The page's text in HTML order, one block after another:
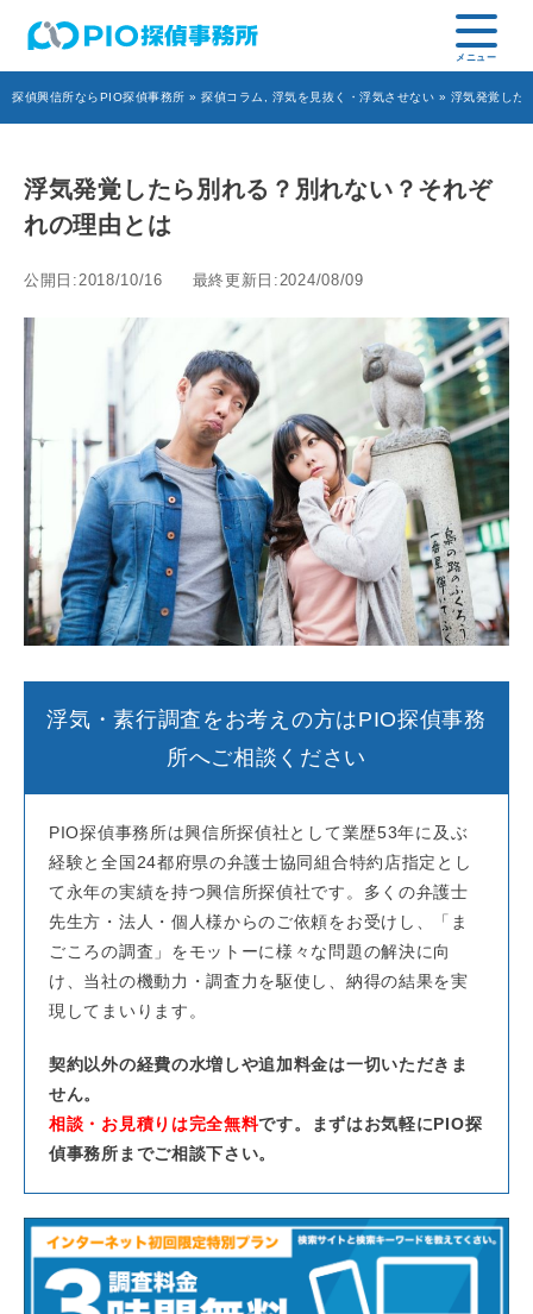
探偵興信所ならPIO探偵事務所 » 探偵コラム 浮気を見抜く・浮気させない » 浮気発覚した
浮気発覚したら別れる？別れない？それぞ
れの理由とは
公開日:2018/10/16 最終更新日:2024/08/09
浮気・素行調査をお考えの方はPIO探偵事務
所へご相談ください
PIO探偵事務所は興信所探偵社として業歴53年に及ぶ
経験と全国24都府県の弁護士協同組合特約店指定とし
て永年の実績を持つ興信所探偵社です。多くの弁護士
先生方・法人・個人様からのご依頼をお受けし、「ま
ごころの調査」をモットーに様々な問題の解決に向
け、当社の機動力・調査力を駆使し、納得の結果を実
現してまいります。
契約以外の経費の水増しや追加料金は一切いただきま
せん。
相談・お見積りは完全無料です。まずはお気軽にPIO探
偵事務所までご相談下さい。